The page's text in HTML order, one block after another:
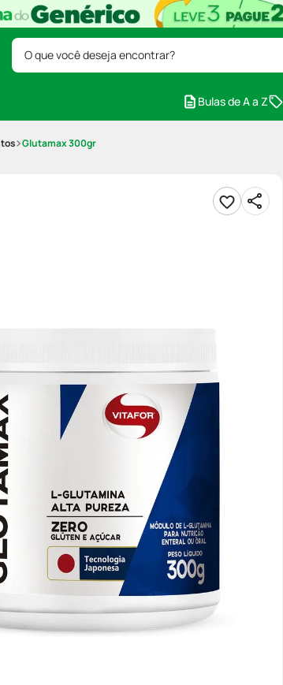
O que você deseja encontrar?
Bulas de A a Z
Glutamax 300gr